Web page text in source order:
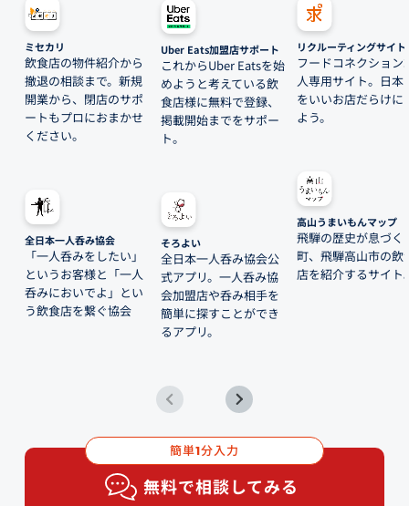
ミセカリ
飲食店の物件紹介から
撤退の相談まで。新規
開業から、閉店のサポ
ートもプロにおまかせ
ください。
全日本一人呑み協会
「一人呑みをしたい」
というお客様と「一人
呑みにおいでよ」とい
う飲食店を繋ぐ協会
Uber Eats加盟店サポート
これからUber Eatsを始
めようと考えている飲
食店様に無料で登録、
掲載開始までをサポー
ト。
そろよい
全日本一人呑み協会公
式アプリ。一人呑み協
会加盟店や呑み相手を
簡単に探すことができ
るアプリ。
リクルーティングサイト
フードコネクション
人専用サイト。日本
をいいお店だらけに
よう。
高山うまいもんマップ
飛騨の歴史が息づく
町、飛騨高山市の飲
店を紹介するサイト
簡単1分入力
無料で相談してみる